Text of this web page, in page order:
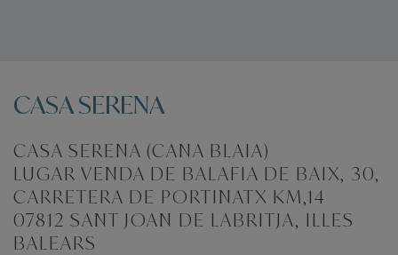
CASA SERENA
CASA SERENA (CANA BLAIA)
LUGAR VENDA DE BALAFIA DE BAIX, 30,
CARRETERA DE PORTINATX KM,14
07812 SANT JOAN DE LABRITJA, ILLES
BALEARS